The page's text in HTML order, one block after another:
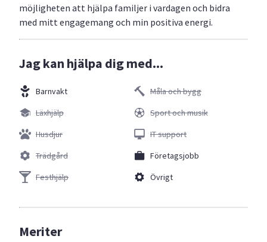
möjligheten att hjälpa familjer i vardagen och bidra
med mitt engagemang och min positiva energi.
Jag kan hjälpa dig med...
Barnvakt
Läxhjälp
Husdjur
Trädgård
Festhjälp
Måla och bygg
Sport och musik
IT support
Företagsjobb
Övrigt
Meriter